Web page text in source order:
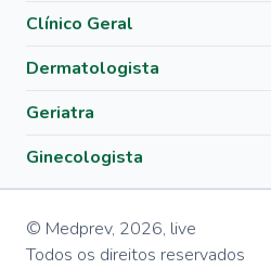
Clínico Geral
Dermatologista
Geriatra
Ginecologista
© Medprev, 2026, live
Todos os direitos reservados